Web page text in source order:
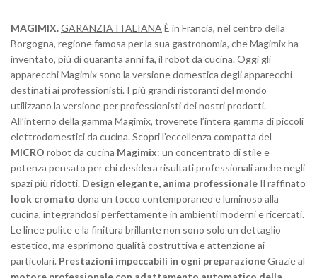
MAGIMIX.GARANZIA ITALIANA È in Francia, nel centro della
Borgogna, regione famosa per la sua gastronomia, che Magimix ha
inventato, più di quaranta anni fa, il robot da cucina. Oggi gli
apparecchi Magimix sono la versione domestica degli apparecchi
destinati ai professionisti. I più grandi ristoranti del mondo
utilizzano la versione per professionisti dei nostri prodotti.
All’interno della gamma Magimix, troverete l’intera gamma di piccoli
elettrodomestici da cucina. Scopri l’eccellenza compatta del
MICRO robot da cucina Magimix: un concentrato di stile e
potenza pensato per chi desidera risultati professionali anche negli
spazi più ridotti. Design elegante, anima professionale Il raffinato
look cromato dona un tocco contemporaneo e luminoso alla
cucina, integrandosi perfettamente in ambienti moderni e ricercati.
Le linee pulite e la finitura brillante non sono solo un dettaglio
estetico, ma esprimono qualità costruttiva e attenzione ai
particolari. Prestazioni impeccabili in ogni preparazioneGrazie al